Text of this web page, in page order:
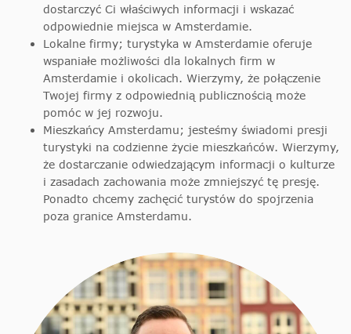
dostarczyć Ci właściwych informacji i wskazać
odpowiednie miejsca w Amsterdamie.
Lokalne firmy; turystyka w Amsterdamie oferuje
wspaniałe możliwości dla lokalnych firm w
Amsterdamie i okolicach. Wierzymy, że połączenie
Twojej firmy z odpowiednią publicznością może
pomóc w jej rozwoju.
Mieszkańcy Amsterdamu; jesteśmy świadomi presji
turystyki na codzienne życie mieszkańców. Wierzymy,
że dostarczanie odwiedzającym informacji o kulturze
i zasadach zachowania może zmniejszyć tę presję.
Ponadto chcemy zachęcić turystów do spojrzenia
poza granice Amsterdamu.